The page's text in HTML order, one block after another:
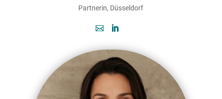
Partnerin, Düsseldorf